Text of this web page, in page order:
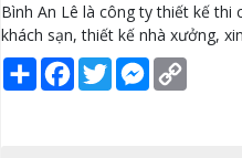
Bình An Lê là công ty thiết kế
khách sạn, thiết kế nhà xưởng,
ShareFacebook
TwitterMessenger
Copy
Link